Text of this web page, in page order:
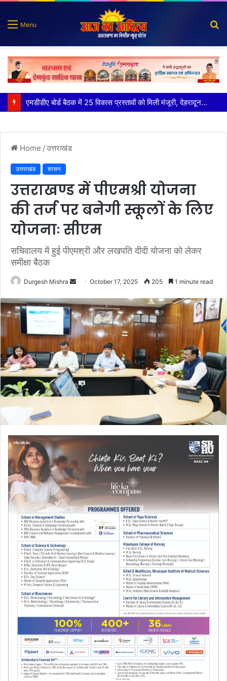
Menu
मुख्य सचिव ने अंडरग्राउंड विद्युत लाइन परियोजना का प्रस्ताव तैयार करने के दिये निर्देश
Home /उत्तराखंड
उत्तराखंड शासन
उत्तराखण्ड में पीएमश्री योजना
की तर्ज पर बनेगी स्कूलों के लिए
योजनाः सीएम
सचिवालय में हुई पीएमश्री और लखपति दीदी योजना को लेकर
समीक्षा बैठक
Durgesh Mishra
Send
email
October 17, 2025 205 1 minute read